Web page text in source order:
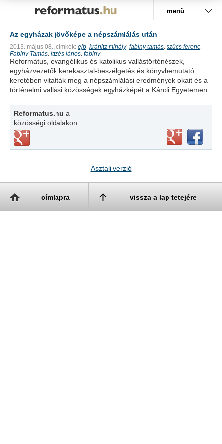
menü
Az egyházak jövőképe a népszámlálás után
2013. május 08., címkék: ejb kránitz mihály, fabiny tamás szűcs ferenc
Fabiny Tamás ittzés jános fabiny
Református, evangélikus és katolikus vallástörténészek,
egyházvezetők kerekasztal-beszélgetés és könyvbemutató
keretében vitatták meg a népszámlálási eredmények okait és a
történelmi vallási közösségek egyházképét a Károli Egyetemen.
Reformatus.hu a
közösségi oldalakon
Asztali verzió
címlapra vissza a lap tetejére